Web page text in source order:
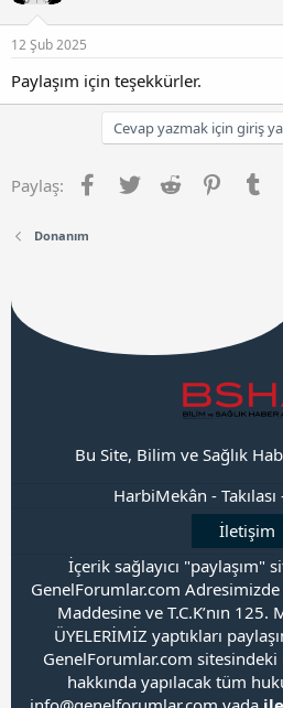
12 Şub 2025
Paylaşım için teşekkürler.
Cevap yazmak için giriş
Paylaş: Facebook
Twitter Reddit
Donanım
Bu Site, Bilim ve Sağlık
HarbiMekân - Takılası
İletişim
İçerik sağlayıcı "paylaşım"
GenelForumlar.com Adresimizde
Maddesine ve T.C.K’nın
ÜYELERİMİZ yaptıkları
GenelForumlar.com
hakkında yapılacak tüm